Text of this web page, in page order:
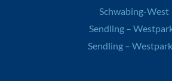
Schwabing-West
Sendling –
Sendling –